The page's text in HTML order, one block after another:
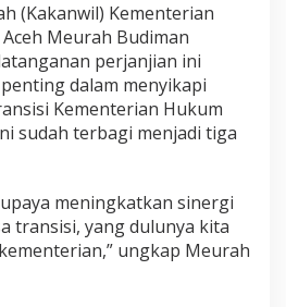
(Kakanwil) Kementerian
Meurah Budiman
perjanjian ini
dalam menyikapi
Kementerian Hukum
sudah terbagi menjadi tiga
meningkatkan sinergi
transisi, yang dulunya kita
ungkap Meurah